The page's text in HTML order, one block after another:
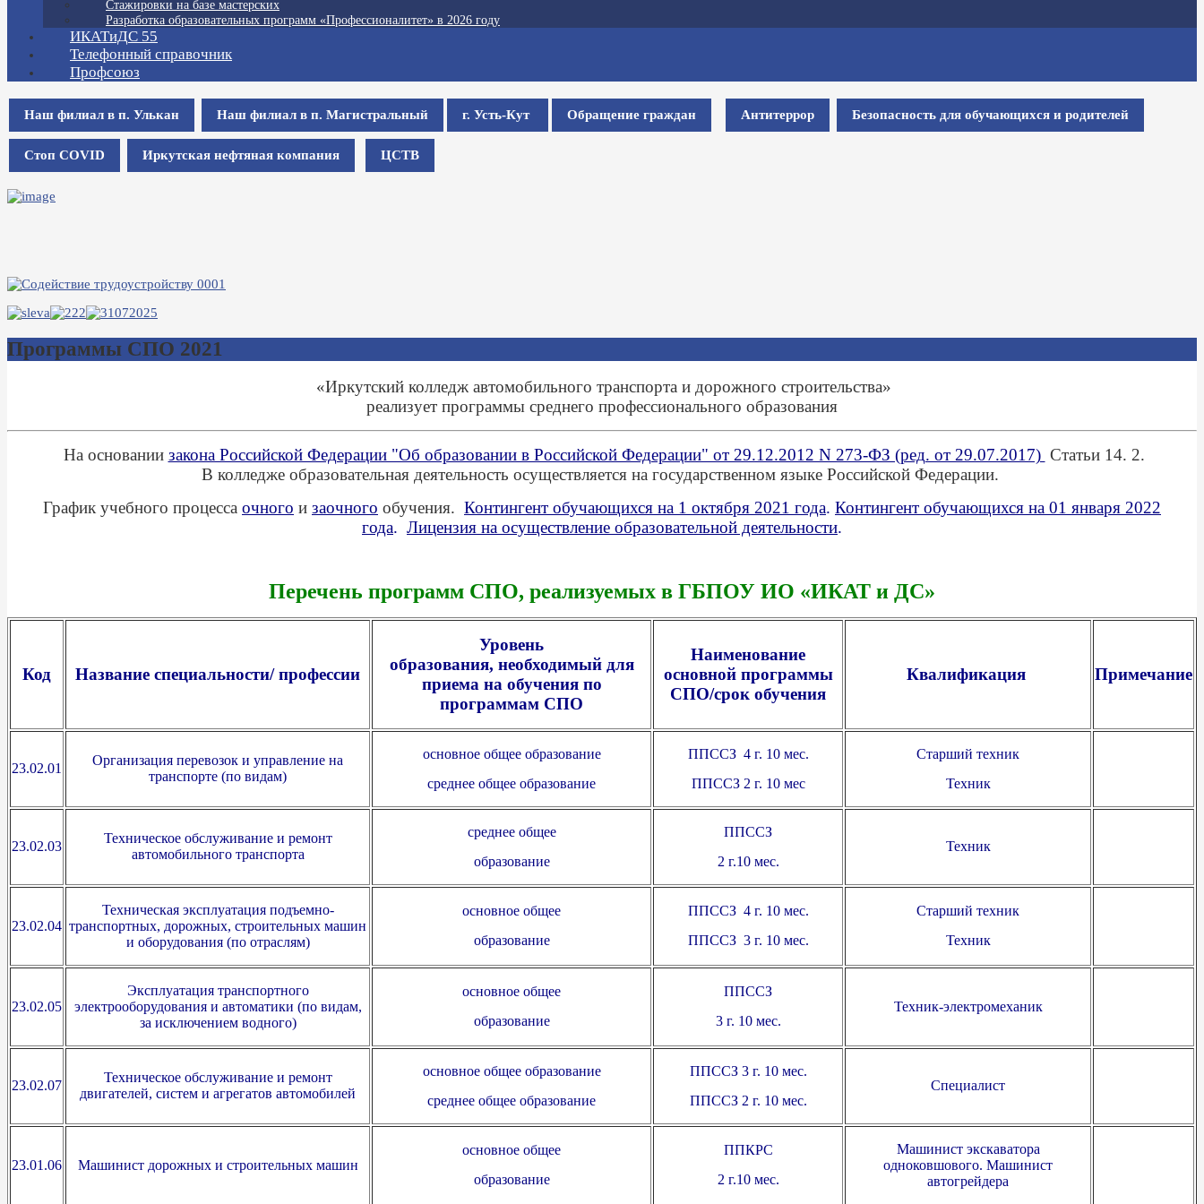
Стажировки на базе мастерских
Разработка образовательных программ «Профессионалитет» в 2026 году
ИКАТиДС 55
Телефонный справочник
Профсоюз
Наш филиал в п. Улькан Наш филиал в п. Магистральный г. Усть-Кут Обращение граждан Антитеррор Безопасность для обучающихся и родителей
Стоп COVID Иркутская нефтяная компания ЦСТВ
Программы СПО 2021
«Иркутский колледж автомобильного транспорта и дорожного строительства»
реализует программы среднего профессионального образования
На основании закона Российской Федерации "Об образовании в Российской Федерации" от 29.12.2012 N 273-ФЗ (ред. от 29.07.2017) Статьи14. 2.
В колледжеобразовательная деятельность осуществляется на государственном языке Российской Федерации.
График учебного процесса очного и заочного обучения. Контингент обучающихся на 1 октября 2021 года. Контингент обучающихся на 01 января 2022
года. Лицензия на осуществление образовательной деятельности.
Перечень программ СПО, реализуемых в ГБПОУ ИО «ИКАТ и ДС»
Код Название специальности/профессии
Уровень
образования, необходимый для
приема на обучения по
программам СПО
Наименование
основной программы
СПО/срок обучения
Квалификация Примечание
23.02.01
Организация перевозок и управление на
транспорте (по видам)
основное общее образование
среднее общее образование
ППССЗ 4 г. 10 мес.
ППССЗ 2 г. 10 мес
Старший техник
Техник
23.02.03
Техническое обслуживание и ремонт
автомобильного транспорта
среднее общее
образование
ППССЗ
2 г.10 мес.
Техник
23.02.04
Техническая эксплуатация подъемно-
транспортных, дорожных, строительных машин
и оборудования (по отраслям)
основное общее
образование
ППССЗ 4 г. 10 мес.
ППССЗ 3г. 10 мес.
Старший техник
Техник
23.02.05
Эксплуатация транспортного
электрооборудования и автоматики (по видам,
за исключением водного)
основное общее
образование
ППССЗ
3 г. 10 мес.
Техник-электромеханик
23.02.07
Техническое обслуживание и ремонт
двигателей, систем и агрегатов автомобилей
основное общее образование
среднее общее образование
ППССЗ 3 г. 10 мес.
ППССЗ 2 г. 10 мес.
Специалист
23.01.06 Машинист дорожных и строительных машин
основное общее
образование
ППКРС
2 г.10 мес.
Машинист экскаватора
одноковшового. Машинист
автогрейдера